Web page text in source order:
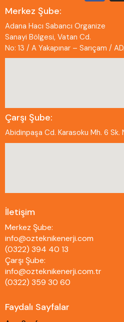
Merkez Şube:
Adana Hacı Sabancı Organize
Sanayi Bölgesi, Vatan Cd.
No: 13 / A Yakapınar – Sarıçam /
Çarşı Şube:
Abidinpaşa Cd. Karasoku Mh. 6
İletişim
Merkez Şube:
info@ozteknikenerji.com
(0322) 394 40 13
Çarşı Şube:
info@ozteknikenerji.com.tr
(0322) 359 30 60
Faydalı Sayfalar